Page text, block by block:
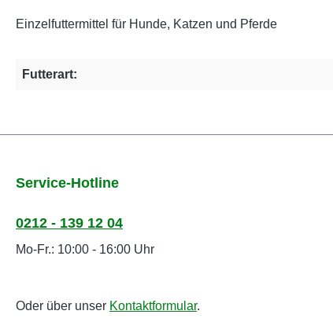
Einzelfuttermittel für Hunde, Katzen und Pferde
Futterart:
Service-Hotline
0212 - 139 12 04
Mo-Fr.: 10:00 - 16:00 Uhr
Oder über unser Kontaktformular.